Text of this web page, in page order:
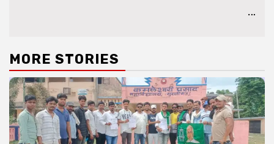
…
MORE STORIES